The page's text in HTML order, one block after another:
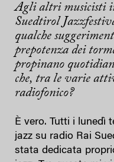
Agli altri musicisti
Suedtirol
qualche
prepotenza dei
propinano
che, tra le varie
radiofonico?
È vero. Tutti i lunedì
jazz su radio Rai
stata dedicata